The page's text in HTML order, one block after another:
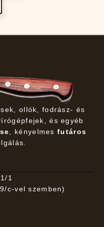
ollók, fodrász- és
és egyéb
, kényelmesfutáros
1
c-vel szemben)